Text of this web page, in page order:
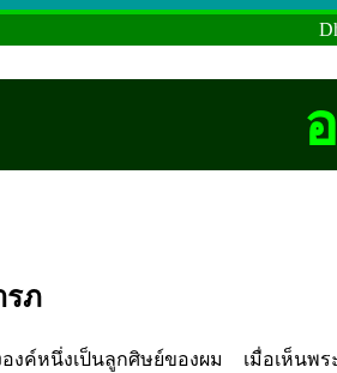
รภ
องค์หนึ่งเป็นลูกศิษย์ของผม เมื่อเห็น